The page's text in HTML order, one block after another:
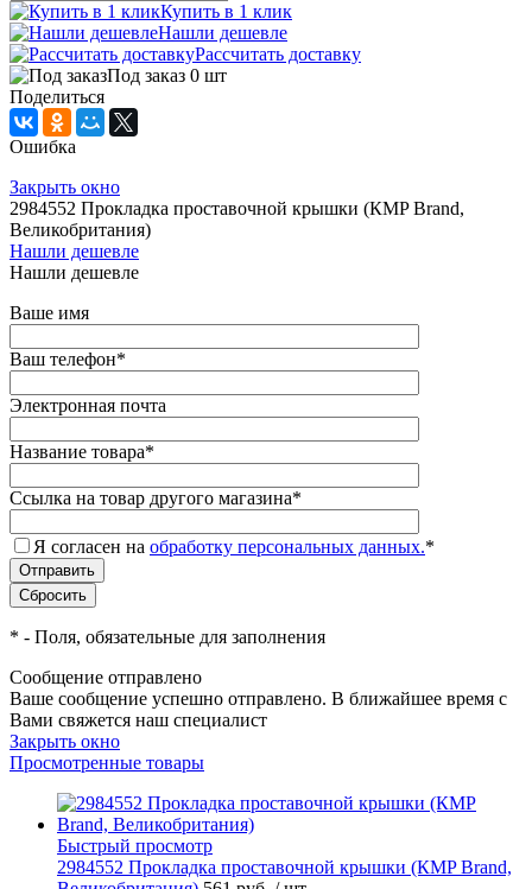
Купить в 1 клик
Нашли дешевле
Рассчитать доставку
Под заказ 0 шт
Поделиться
Ошибка
Закрыть окно
2984552 Прокладка проставочной крышки (КMP Brand,
Великобритания)
Нашли дешевле
Нашли дешевле
Ваше имя
Ваш телефон*
Электронная почта
Название товара*
Ссылка на товар другого магазина*
Я согласен на обработку персональных данных.*
* - Поля, обязательные для заполнения
Сообщение отправлено
Ваше сообщение успешно отправлено. В ближайшее время с
Вами свяжется наш специалист
Закрыть окно
Просмотренные товары
Быстрый просмотр
2984552 Прокладка проставочной крышки (КMP Brand,